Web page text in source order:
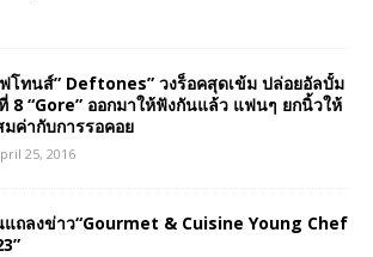
ฟโทนส์” Deftones” วงร็อคสุดเข้ม ปล่อยอัลบั้ม
8 “Gore” ออกมาให้ฟังกันแล้ว แฟนๆ ยกนิ้วให้
มค่ากับการรอคอย
25, 2016
แถลงข่าว“Gourmet & Cuisine Young Chef